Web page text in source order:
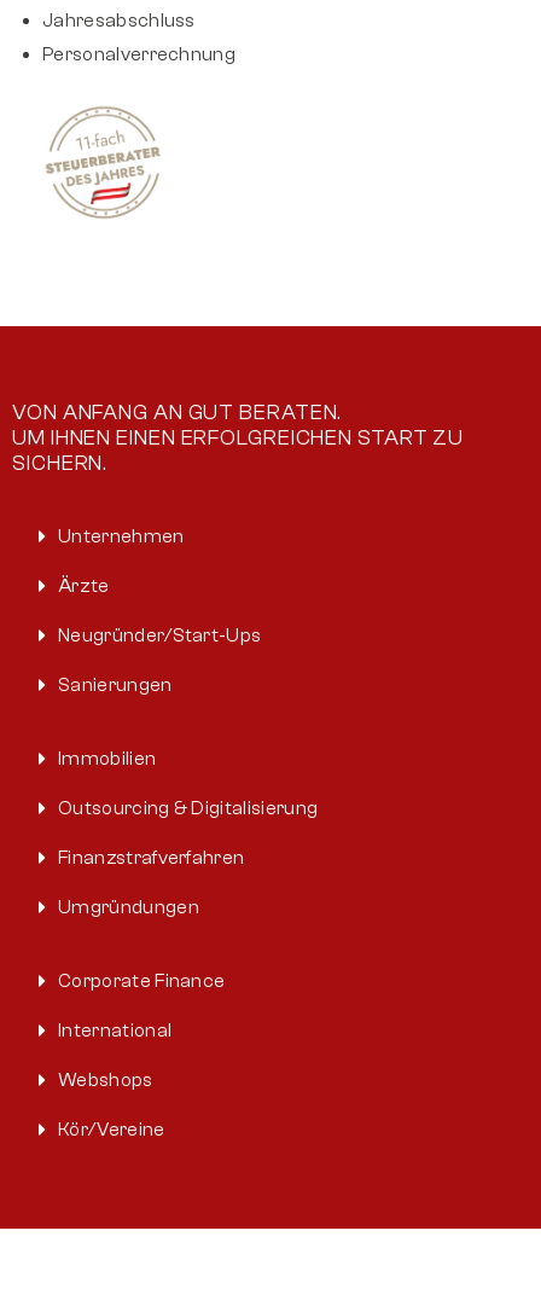
Jahresabschluss
Personalverrechnung
VON ANFANG AN GUT BERATEN.
UM IHNEN EINEN ERFOLGREICHEN START ZU
SICHERN.
Unternehmen
Ärzte
Neugründer/Start-Ups
Sanierungen
Immobilien
Outsourcing & Digitalisierung
Finanzstrafverfahren
Umgründungen
Corporate Finance
International
Webshops
Kör/Vereine